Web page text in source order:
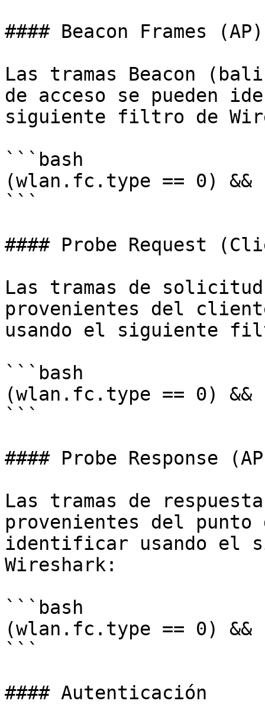
#### Beacon Frames (AP)
Las tramas Beacon
de acceso se pueden
siguiente filtro de
```bash
(wlan.fc.type == 0) &&
```
#### Probe Request
Las tramas de solicitud
provenientes del
usando el siguiente
```bash
(wlan.fc.type == 0) &&
```
#### Probe Response
Las tramas de
provenientes del punto
identificar usando el
Wireshark:
```bash
(wlan.fc.type == 0) &&
```
#### Autenticación